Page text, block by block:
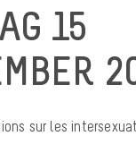
15
sur les